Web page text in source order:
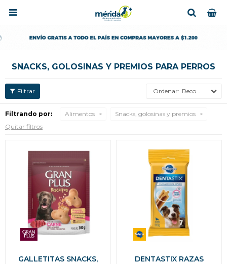

SNACKS, GOLOSINAS Y PREMIOS PARA PERROS
Recomendados
Filtrando por: Alimentos
Snacks, golosinas y premios
Quitar filtros
GALLETITAS SNACKS,
DENTASTIX RAZAS